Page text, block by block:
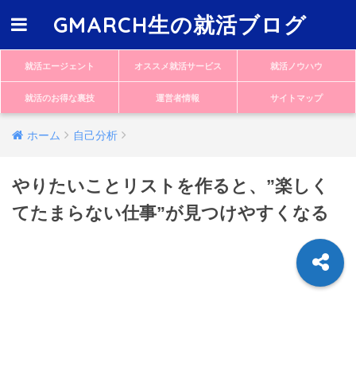
GMARCH生の就活ブログ
就活エージェント オススメ就活サービス 就活ノウハウ
就活のお得な裏技 運営者情報 サイトマップ
ホーム 自己分析
やりたいことリストを作ると、”楽しく
てたまらない仕事”が見つけやすくなる